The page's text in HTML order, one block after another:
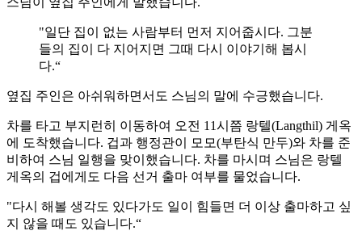
"일단 집이 없는 사람부터 먼저 지어줍시다. 그분
들의 집이 다 지어지면 그때 다시 이야기해 봅시
다.“
옆집 주인은 아쉬워하면서도 스님의 말에 수긍했습니다.
차를 타고 부지런히 이동하여 오전 11시쯤 랑텔(Langthil) 게옥
에 도착했습니다. 겁과 행정관이 모모(부탄식 만두)와 차를 준
비하여 스님 일행을 맞이했습니다. 차를 마시며 스님은 랑텔
게옥의 겁에게도 다음 선거 출마 여부를 물었습니다.
"다시 해볼 생각도 있다가도 일이 힘들면 더 이상 출마하고 싶
지 않을 때도 있습니다.“